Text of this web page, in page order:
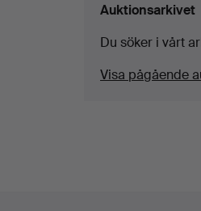
Auktionsarkivet
Du söker i vårt
Visa pågående